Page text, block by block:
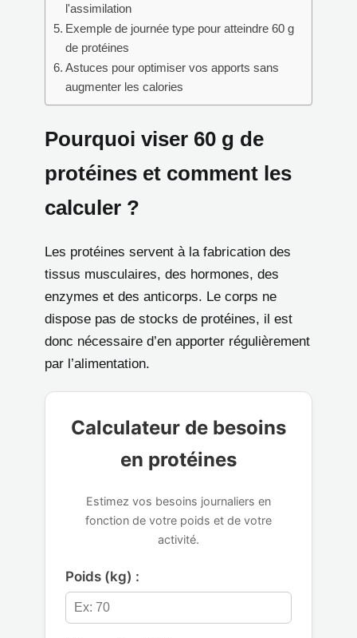
l'assimilation
Exemple de journée type pour atteindre 60 g
de protéines
Astuces pour optimiser vos apports sans
augmenter les calories
Pourquoi viser 60 g de
protéines et comment les
calculer ?
Les protéines servent à la fabrication des
tissus musculaires, des hormones, des
enzymes et des anticorps. Le corps ne
dispose pas de stocks de protéines, il est
donc nécessaire d’en apporter régulièrement
par l’alimentation.
Calculateur de besoins
en protéines
Estimez vos besoins journaliers en
fonction de votre poids et de votre
activité.
Poids (kg) :